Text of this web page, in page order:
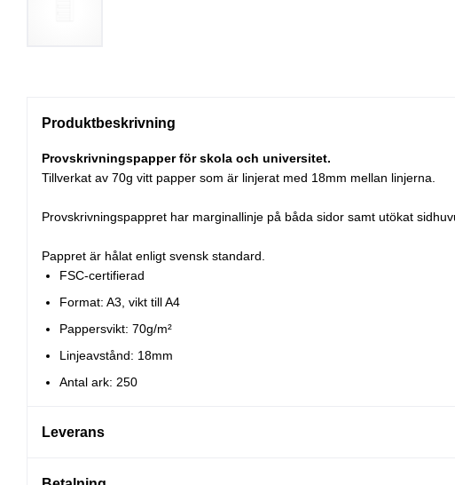
Produktbeskrivning
Provskrivningspapper för skola och universitet.
Tillverkat av 70g vitt papper som är linjerat med 18mm mellan linjerna.
Provskrivningspappret har marginallinje på båda sidor samt utökat
Pappret är hålat enligt svensk standard.
FSC-certifierad
Format: A3, vikt till A4
Pappersvikt: 70g/m²
Linjeavstånd: 18mm
Antal ark: 250
Leverans